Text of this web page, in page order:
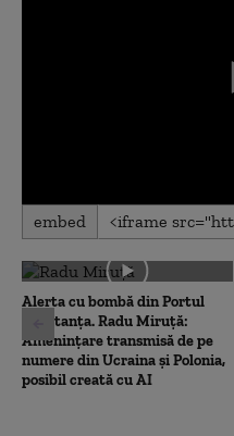
0
seconds
0
seconds
embed
Alerta cu bombă din Portul
Constanța. Radu Miruță:
Amenințare transmisă de pe
numere din Ucraina și Polonia,
posibil creată cu AI